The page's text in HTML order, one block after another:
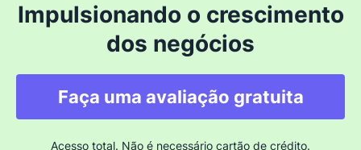
Impulsionando o crescimento
dos negócios
Faça uma avaliação gratuita
Acesso total. Não é necessário cartão de crédito.